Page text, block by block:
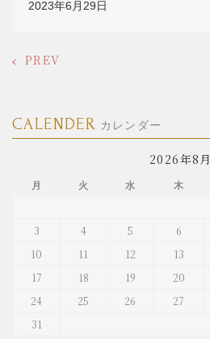
2023年6月29日
PREV
CALENDER カレンダー
2026年8月
月 火 水 木
3
4 5 6
10
11 12 13
17
18 19 20
24
25 26 27
31